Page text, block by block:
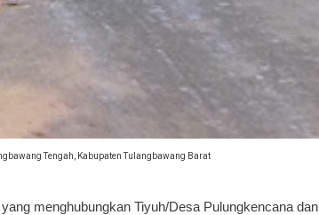
Tengah, Kabupaten Tulangbawang Barat
menghubungkan Tiyuh/Desa Pulungkencana dan